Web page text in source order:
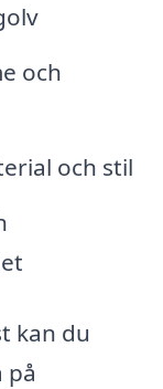
och
och stil
kan du
på